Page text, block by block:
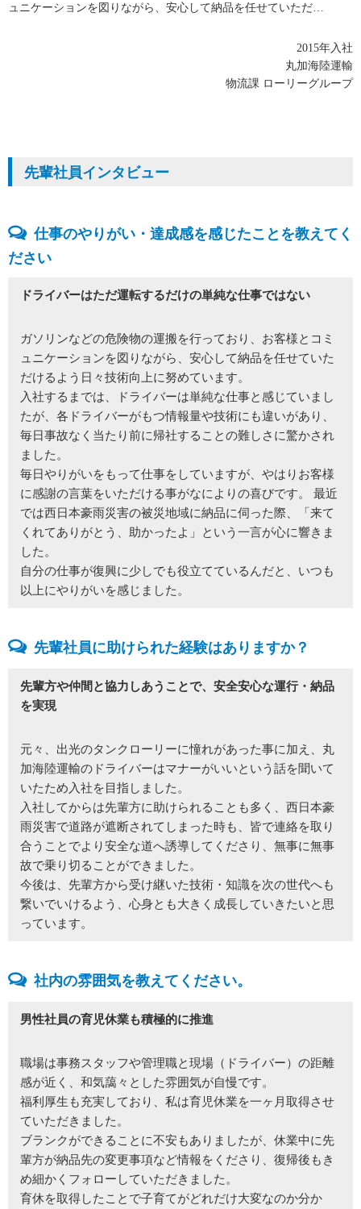
ュニケーションを図りながら、安心して納品を任せていただ…
2015年入社
丸加海陸運輸
物流課 ローリーグループ
先輩社員インタビュー
仕事のやりがい・達成感を感じたことを教えてく
ださい
ドライバーはただ運転するだけの単純な仕事ではない
ガソリンなどの危険物の運搬を行っており、お客様とコミ
ュニケーションを図りながら、安心して納品を任せていた
だけるよう日々技術向上に努めています。
入社するまでは、ドライバーは単純な仕事と感じていまし
たが、各ドライバーがもつ情報量や技術にも違いがあり、
毎日事故なく当たり前に帰社することの難しさに驚かされ
ました。
毎日やりがいをもって仕事をしていますが、やはりお客様
に感謝の言葉をいただける事がなによりの喜びです。 最近
では西日本豪雨災害の被災地域に納品に伺った際、「来て
くれてありがとう、助かったよ」という一言が心に響きま
した。
自分の仕事が復興に少しでも役立てているんだと、いつも
以上にやりがいを感じました。
先輩社員に助けられた経験はありますか？
先輩方や仲間と協力しあうことで、安全安心な運行・納品
を実現
元々、出光のタンクローリーに憧れがあった事に加え、丸
加海陸運輸のドライバーはマナーがいいという話を聞いて
いたため入社を目指しました。
入社してからは先輩方に助けられることも多く、西日本豪
雨災害で道路が遮断されてしまった時も、皆で連絡を取り
合うことでより安全な道へ誘導してくださり、無事に無事
故で乗り切ることができました。
今後は、先輩方から受け継いた技術・知識を次の世代へも
繋いでいけるよう、心身とも大きく成長していきたいと思
っています。
社内の雰囲気を教えてください。
男性社員の育児休業も積極的に推進
職場は事務スタッフや管理職と現場（ドライバー）の距離
感が近く、和気藹々とした雰囲気が自慢です。
福利厚生も充実しており、私は育児休業を一ヶ月取得させ
ていただきました。
ブランクができることに不安もありましたが、休業中に先
輩方が納品先の変更事項など情報をくださり、復帰後もき
め細かくフォローしていただきました。
育休を取得したことで子育てがどれだけ大変なのか分か